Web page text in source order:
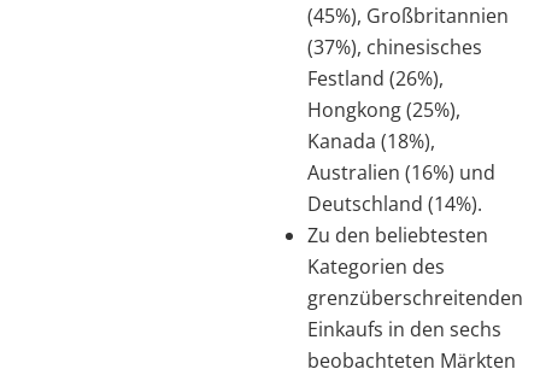
(45%), Großbritannien
(37%), chinesisches
Festland (26%),
Hongkong (25%),
Kanada (18%),
Australien (16%) und
Deutschland (14%).
Zu den beliebtesten
Kategorien des
grenzüberschreitenden
Einkaufs in den sechs
beobachteten Märkten